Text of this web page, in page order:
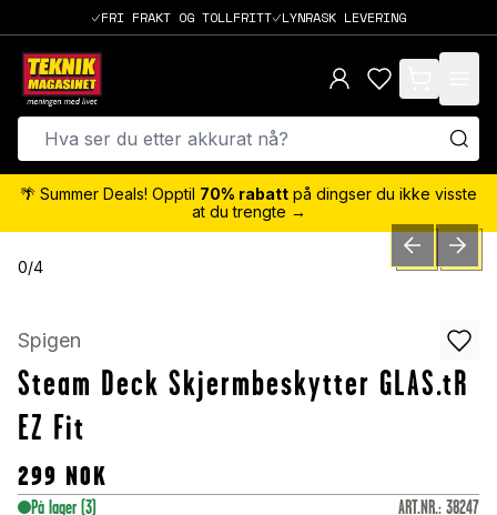
FRI FRAKT OG TOLLFRITT LYNRASK LEVERING
items in cart,
🌴 Summer Deals! Opptil 70% rabatt på dingser du ikke visste
at du trengte →
0/4 PREVIOUSNEXT
Spigen
Steam Deck Skjermbeskytter GLAS.tR
EZ Fit
299 NOK
På lager (3) ART.NR.: 38247